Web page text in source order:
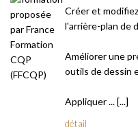
Créer et
l'arrière-plan de
Améliorer une
outils de dessin
Appliquer ... [...]
détail